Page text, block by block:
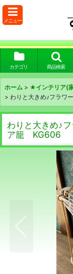
メニュー
カテゴリ 商品検索
ホーム > ★インテリア(
> わりと大きめ♪フラ
わりと大きめ♪
ア籠 KG606